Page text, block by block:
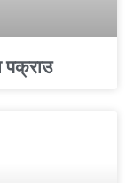
पक्राउ